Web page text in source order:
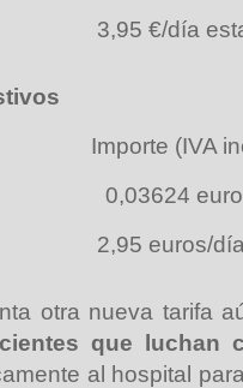
€/día
(IVA
0,03624
euros/día
otra nueva tarifa
que luchan
al hospital